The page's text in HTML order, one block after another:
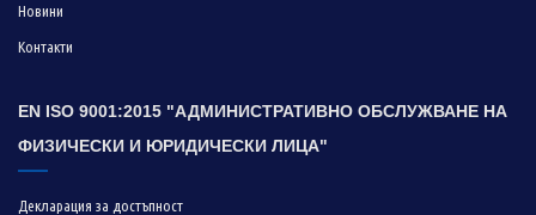
Новини
Контакти
EN ISO 9001:2015 "АДМИНИСТРАТИВНО ОБСЛУЖВАНЕ НА
ФИЗИЧЕСКИ И ЮРИДИЧЕСКИ ЛИЦА"
Декларация за достъпност